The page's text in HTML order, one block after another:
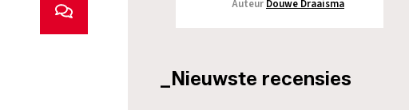
Auteur Douwe Draaisma
_Nieuwste recensies